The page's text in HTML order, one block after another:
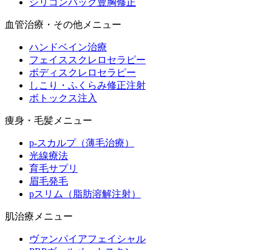
血管治療・その他メニュー
ハンドベイン治療
フェイススクレロセラピー
ボディスクレロセラピー
しこり・ふくらみ修正注射
ボトックス注入
痩身・毛髪メニュー
p-スカルプ（薄毛治療）
光線療法
育毛サプリ
眉毛発毛
pスリム（脂肪溶解注射）
肌治療メニュー
ヴァンパイアフェイシャル